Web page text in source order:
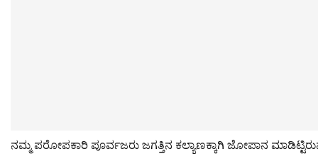
ನಮ್ಮ ಪರೋಪಕಾರಿ ಪೂರ್ವಜರು ಜಗತ್ತಿನ ಕಲ್ಯಾಣಕ್ಕಾಗಿ ಜೋಪಾನ